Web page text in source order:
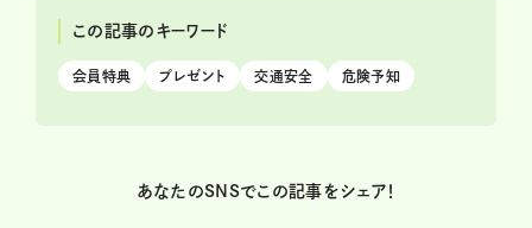
この記事のキーワード
会員特典 プレゼント 交通安全 危険予知
あなたのSNSでこの記事をシェア！